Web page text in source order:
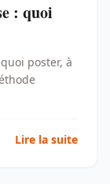
: quoi
poster, à
Lire la suite